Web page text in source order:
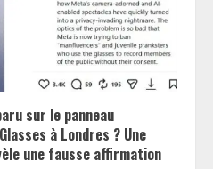
sur le panneau
à Londres ? Une
une fausse affirmation